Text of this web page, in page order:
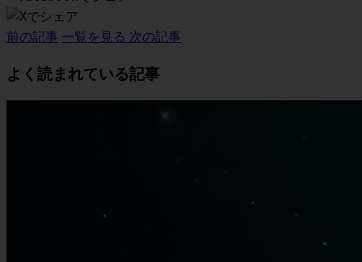
前の記事 一覧を見る 次の記事
よく読まれている記事